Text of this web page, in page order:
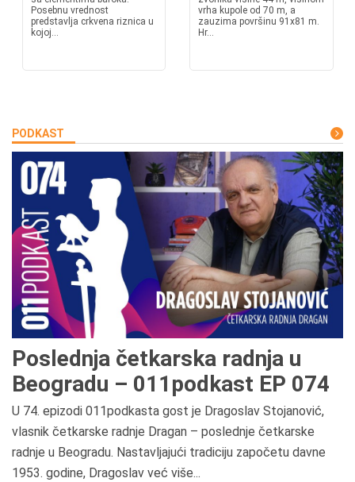
Posebnu vrednost
predstavlja crkvena riznica u
kojoj...
vrha kupole od 70 m, a
zauzima površinu 91x81 m.
Hr...
PODKAST
Poslednja četkarska radnja u
Beogradu – 011podkast EP 074
U 74. epizodi 011podkasta gost je Dragoslav Stojanović,
vlasnik četkarske radnje Dragan – poslednje četkarske
radnje u Beogradu. Nastavljajući tradiciju započetu davne
1953. godine, Dragoslav već više...